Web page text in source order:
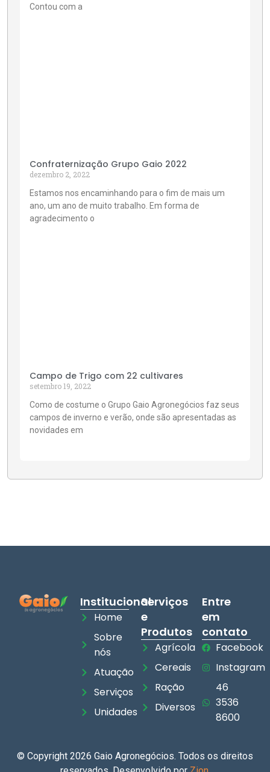
Contou com a
Confraternização Grupo Gaio 2022
dezembro 2, 2022
Estamos nos encaminhando para o fim de mais um
ano, um ano de muito trabalho. Em forma de
agradecimento o
Campo de Trigo com 22 cultivares
setembro 19, 2022
Como de costume o Grupo Gaio Agronegócios faz seus
campos de inverno e verão, onde são apresentadas as
novidades em
Institucional
Home
Sobre
nós
Atuação
Serviços
Unidades
Serviços
e
Produtos
Agrícola
Cereais
Ração
Diversos
Entre
em
contato
Facebook
Instagram
46
3536
8600
© Copyright 2026 Gaio Agronegócios. Todos os direitos